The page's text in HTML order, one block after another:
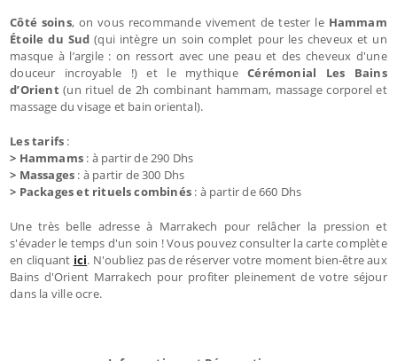
Côté soins, on vous recommande vivement de tester le Hammam
Étoile du Sud (qui intègre un soin complet pour les cheveux et un
masque à l’argile : on ressort avec une peau et des cheveux d'une
douceur incroyable !) et le mythiqueCérémonial Les Bains
d’Orient(un rituel de 2h combinant hammam, massage corporel et
massage du visage et bain oriental).
Les tarifs :
> Hammams: à partir de 290 Dhs
> Massages : à partir de 300 Dhs
> Packages et rituels combinés : à partir de 660 Dhs
Une très belle adresse à Marrakech pour relâcher la pression et
s'évader le temps d'un soin ! Vous pouvez consulter la carte complète
en cliquant ici. N'oubliez pas de réserver votre moment bien-être aux
Bains d'Orient Marrakech pour profiter pleinement de votre séjour
dans la ville ocre.